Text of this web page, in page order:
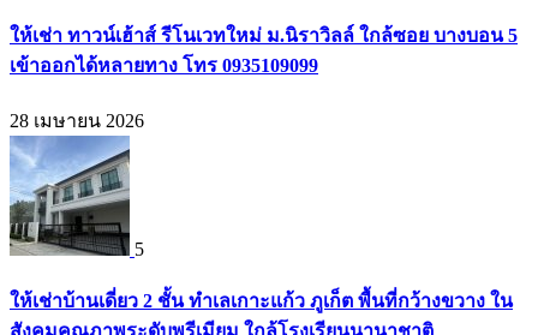
ให้เช่า ทาวน์เฮ้าส์ รีโนเวทใหม่ ม.นิราวิลล์ ใกล้ซอย บางบอน 5
เข้าออกได้หลายทาง โทร 0935109099
28 เมษายน 2026
5
ให้เช่าบ้านเดี่ยว 2 ชั้น ทำเลเกาะแก้ว ภูเก็ต พื้นที่กว้างขวาง ใน